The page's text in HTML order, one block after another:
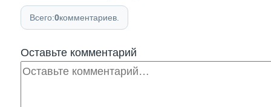
Всего:0комментариев.
Оставьте комментарий
Комментарий